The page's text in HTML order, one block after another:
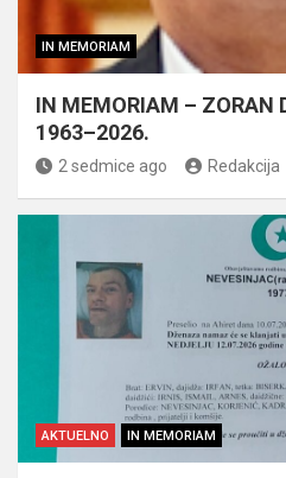
IN MEMORIAM
IN MEMORIAM – ZORAN
1963–2026.
2 sedmice ago Redakcija
AKTUELNO IN MEMORIAM